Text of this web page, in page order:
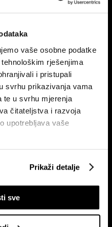
vaše osobne podatke
rješenjima
i pristupali
svrhu prikazivanja vama
te u svrhu mjerenja
čitateljstva i razvoja
upotrebljava vaše
geografskoj lokaciji,
od nekoliko metara
što ćemo aktivno
karakteristike ("uzimanje
Prikaži detalje
sve
utrci za izradu
tržišta svojim automobilima
bi ova brzorastuća marka
biti zdrava hrana